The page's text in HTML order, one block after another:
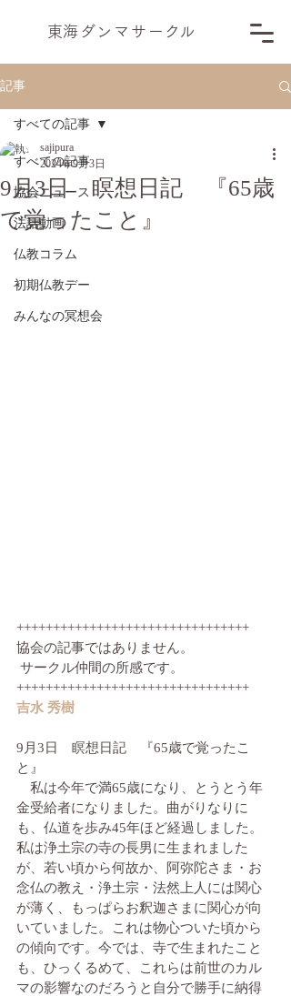
​東海ダンマサー ク ル
記事
すべての記事
協会ニュース
法話動画
仏教コラム
初期仏教デー
みんなの冥想会
すべての記事
9月3日 瞑想日記 『65歳
で覚ったこと』
sajipura
2024年9月3日
++++++++++++++++++++++++++++++++
協会の記事ではありません。
サークル仲間の所感です。
++++++++++++++++++++++++++++++++
吉水 秀樹
9月3日　瞑想日記　『65歳で覚ったこ
と』
私は今年で満65歳になり、とうとう年
金受給者になりました。曲がりなりに
も、仏道を歩み45年ほど経過しました。
私は浄土宗の寺の長男に生まれました
が、若い頃から何故か、阿弥陀さま・お
念仏の教え・浄土宗・法然上人には関心
が薄く、もっぱらお釈迦さまに関心が向
いていました。これは物心ついた頃から
の傾向です。今では、寺で生まれたこと
も、ひっくるめて、これらは前世のカル
マの影響なのだろうと自分で勝手に納得